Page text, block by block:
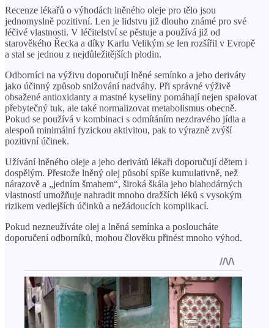
Recenze lékařů o výhodách lněného oleje pro tělo jsou
jednomyslně pozitivní. Len je lidstvu již dlouho známé pro své
léčivé vlastnosti. V léčitelství se pěstuje a používá již od
starověkého Řecka a díky Karlu Velikým se len rozšířil v Evropě
a stal se jednou z nejdůležitějších plodin.
Odborníci na výživu doporučují lněné semínko a jeho deriváty
jako účinný způsob snižování nadváhy. Při správné výživě
obsažené antioxidanty a mastné kyseliny pomáhají nejen spalovat
přebytečný tuk, ale také normalizovat metabolismus obecně.
Pokud se používá v kombinaci s odmítáním nezdravého jídla a
alespoň minimální fyzickou aktivitou, pak to výrazně zvýší
pozitivní účinek.
Užívání lněného oleje a jeho derivátů lékaři doporučují dětem i
dospělým. Přestože lněný olej působí spíše kumulativně, než
nárazově a „jedním šmahem“, široká škála jeho blahodárných
vlastností umožňuje nahradit mnoho dražších léků s vysokým
rizikem vedlejších účinků a nežádoucích komplikací.
Pokud nezneužíváte olej a lněná semínka a posloucháte
doporučení odborníků, mohou člověku přinést mnoho výhod.